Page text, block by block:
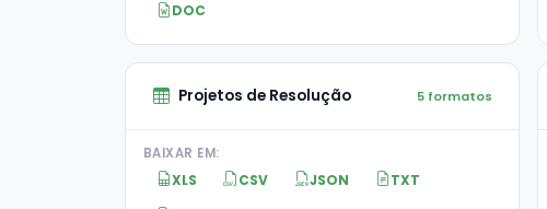
DOC
Projetos de Resolução 5 formatos
BAIXAR EM:
XLS CSV JSON
TXT